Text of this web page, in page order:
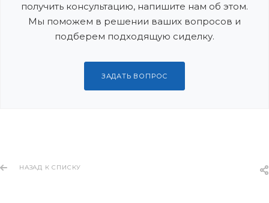
получить консультацию, напишите нам об этом.
Мы поможем в решении ваших вопросов и
подберем подходящую сиделку.
ЗАДАТЬ ВОПРОС
НАЗАД К СПИСКУ